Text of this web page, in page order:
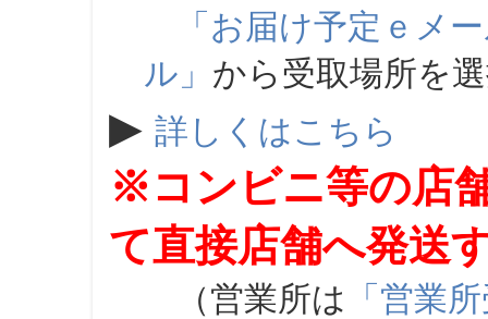
「お届け予定ｅメ
ル」 から受取場所を
▶ 詳しくはこちら
※コンビニ等の店
て直接店舗へ発送
（営業所は 「営業